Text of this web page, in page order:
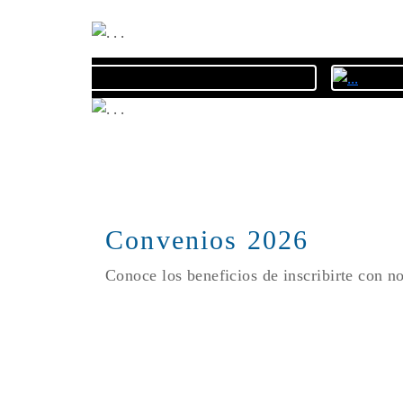
Convenios 2026
Conoce los beneficios de inscribirte con